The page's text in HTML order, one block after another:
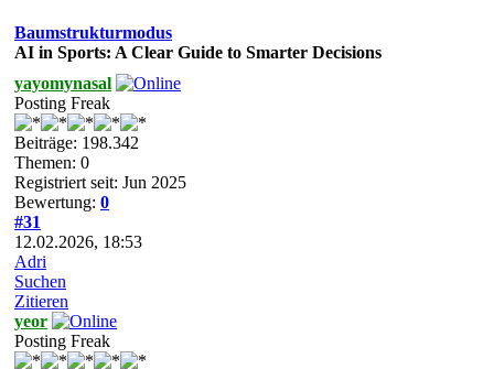
Baumstrukturmodus
AI in Sports: A Clear Guide to Smarter Decisions
yayomynasal
Posting Freak
Beiträge: 198.342
Themen: 0
Registriert seit: Jun 2025
Bewertung: 0
#31
12.02.2026, 18:53
Adri
Suchen
Zitieren
yeor
Posting Freak